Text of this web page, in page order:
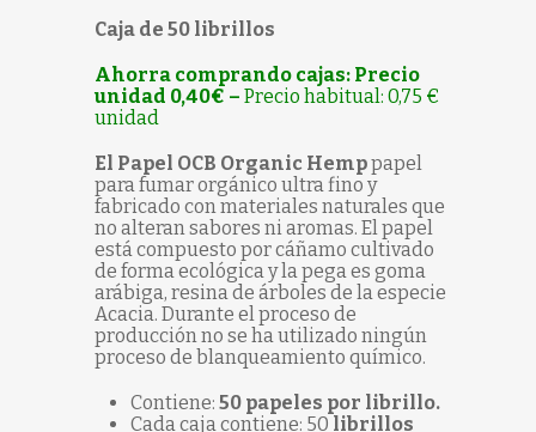
Caja de 50 librillos
Ahorra comprando cajas: Precio
unidad 0,40€ – Precio habitual: 0,75 €
unidad
El Papel OCB Organic Hemppapel
para fumar orgánico ultra fino y
fabricado con materiales naturales que
no alteran sabores ni aromas. El papel
está compuesto por cáñamo cultivado
de forma ecológica y la pega es goma
arábiga, resina de árboles de la especie
Acacia. Durante el proceso de
producción no se ha utilizado ningún
proceso de blanqueamiento químico.
Contiene: 50 papeles por librillo.
Cada caja contiene: 50 librillos